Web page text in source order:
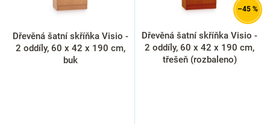
Dřevěná šatní skříňka Visio -
2 oddíly, 60 x 42 x 190 cm,
buk
–45 %
Dřevěná šatní skříňka Visio -
2 oddíly, 60 x 42 x 190 cm,
třešeň (rozbaleno)